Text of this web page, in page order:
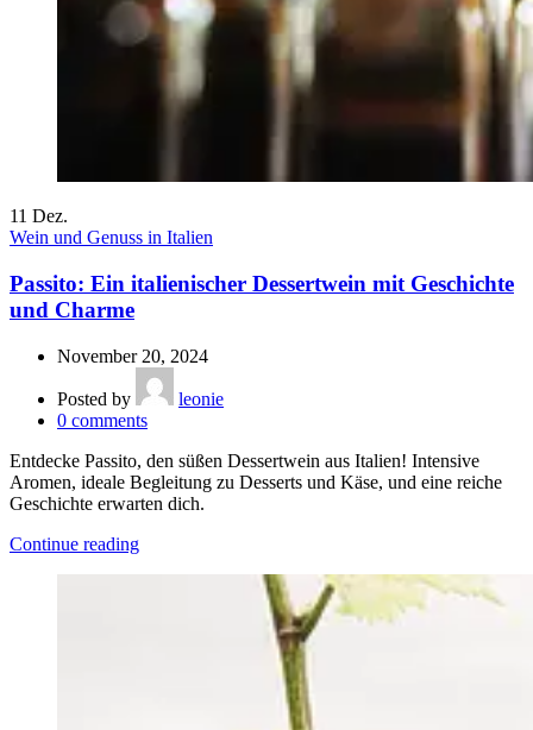
11 Dez.
Wein und Genuss in Italien
Passito: Ein italienischer Dessertwein mit Geschichte
und Charme
November 20, 2024
Posted by
leonie
0 comments
Entdecke Passito, den süßen Dessertwein aus Italien! Intensive
Aromen, ideale Begleitung zu Desserts und Käse, und eine reiche
Geschichte erwarten dich.
Continue reading